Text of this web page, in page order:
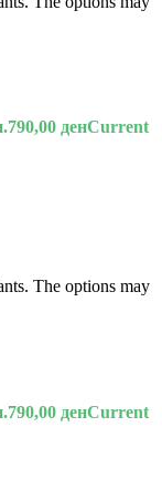
790,00 денCurrent
The options may
790,00 денCurrent